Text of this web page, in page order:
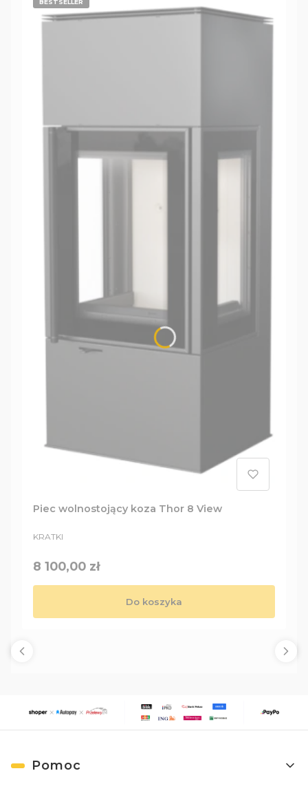
BESTSELLER
Piec wolnostojący koza Thor 8 View
PRODUCENT
KRATKI
Cena
8 100,00 zł
Do koszyka
Linki w stopce
Pomoc